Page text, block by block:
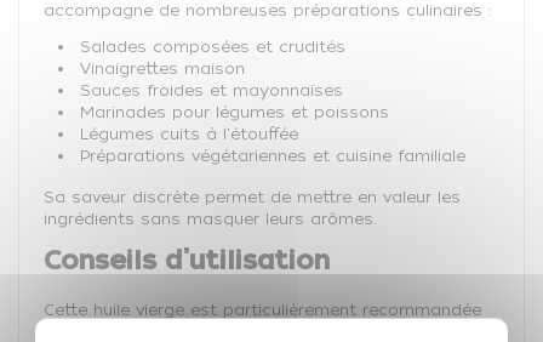
accompagne de nombreuses préparations culinaires :
Salades composées et crudités
Vinaigrettes maison
Sauces froides et mayonnaises
Marinades pour légumes et poissons
Légumes cuits à l'étouffée
Préparations végétariennes et cuisine familiale
Sa saveur discrète permet de mettre en valeur les
ingrédients sans masquer leurs arômes.
Conseils d'utilisation
Cette huile vierge est particulièrement recommandée